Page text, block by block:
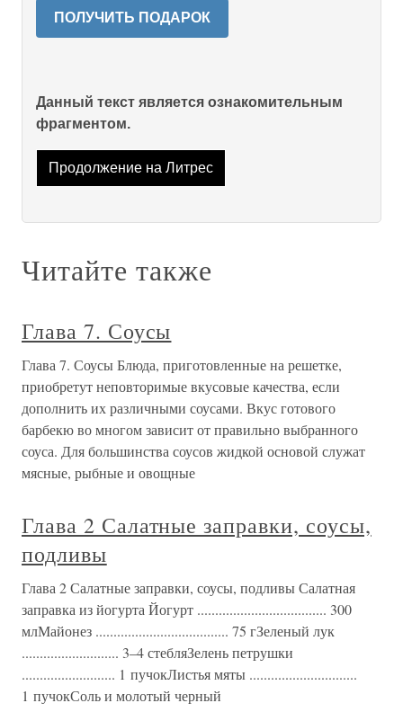
ПОЛУЧИТЬ ПОДАРОК
Данный текст является ознакомительным
фрагментом.
Продолжение на Литрес
Читайте также
Глава 7. Соусы
Глава 7. Соусы Блюда, приготовленные на решетке,
приобретут неповторимые вкусовые качества, если
дополнить их различными соусами. Вкус готового
барбекю во многом зависит от правильно выбранного
соуса. Для большинства соусов жидкой основой служат
мясные, рыбные и овощные
Глава 2 Салатные заправки, соусы,
подливы
Глава 2 Салатные заправки, соусы, подливы Салатная
заправка из йогурта Йогурт .................................... 300
млМайонез ..................................... 75 гЗеленый лук
........................... 3–4 стебляЗелень петрушки
.......................... 1 пучокЛистья мяты ..............................
1 пучокСоль и молотый черный